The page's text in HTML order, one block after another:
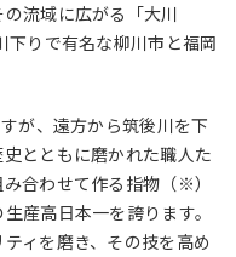
流域に広がる「大川
下りで有名な柳川市と福岡
が、遠方から筑後川を下
とともに磨かれた職人た
合わせて作る指物（※）
産高日本一を誇ります。
ィを磨き、その技を高め